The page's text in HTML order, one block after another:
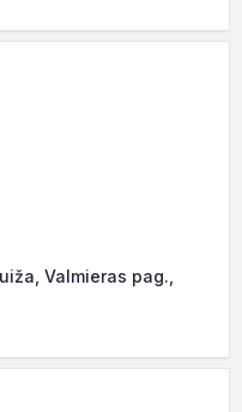
Valmieras pag.,